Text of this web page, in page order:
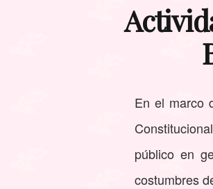
En el marco
público en
costumbres